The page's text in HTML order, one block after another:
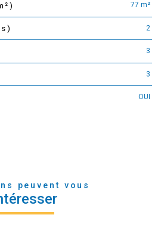
77 m²
2
3
3
OUI
peuvent vous